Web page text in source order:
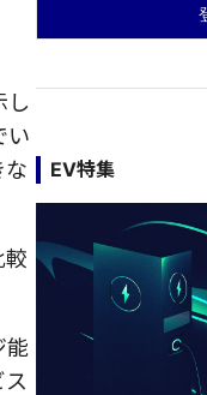
し
い
な
較
能
EV特集